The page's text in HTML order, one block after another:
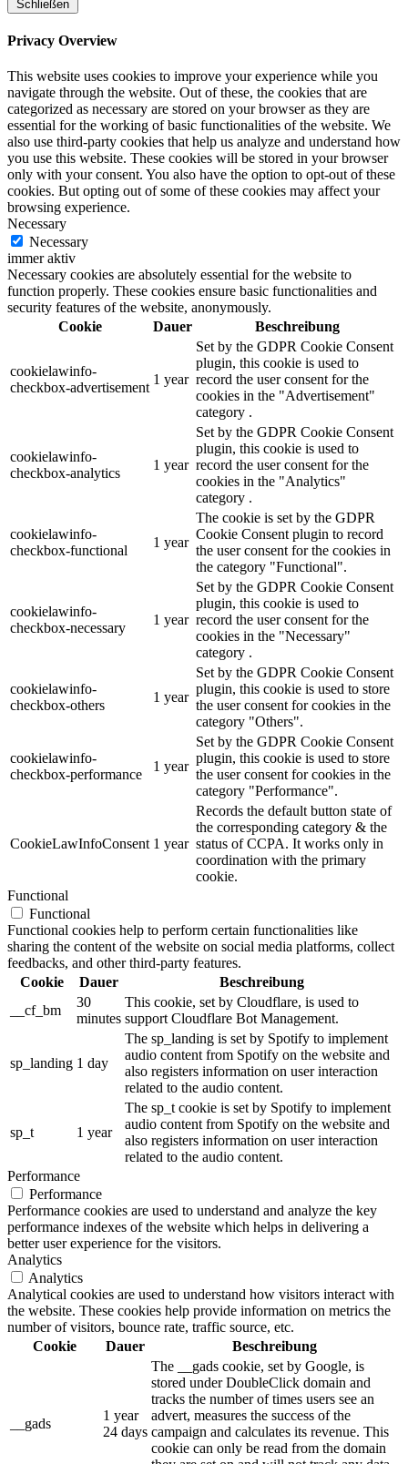
Schließen
Privacy Overview
This website uses cookies to improve your experience while you
navigate through the website. Out of these, the cookies that are
categorized as necessary are stored on your browser as they are
essential for the working of basic functionalities of the website. We
also use third-party cookies that help us analyze and understand how
you use this website. These cookies will be stored in your browser
only with your consent. You also have the option to opt-out of these
cookies. But opting out of some of these cookies may affect your
browsing experience.
Necessary
Necessary
immer aktiv
Necessary cookies are absolutely essential for the website to
function properly. These cookies ensure basic functionalities and
security features of the website, anonymously.
Cookie
Dauer Beschreibung
cookielawinfo-
checkbox-advertisement
1 year
Set by the GDPR Cookie Consent
plugin, this cookie is used to
record the user consent for the
cookies in the "Advertisement"
category .
cookielawinfo-
checkbox-analytics
1 year
Set by the GDPR Cookie Consent
plugin, this cookie is used to
record the user consent for the
cookies in the "Analytics"
category .
cookielawinfo-
checkbox-functional
1 year
The cookie is set by the GDPR
Cookie Consent plugin to record
the user consent for the cookies in
the category "Functional".
cookielawinfo-
checkbox-necessary
1 year
Set by the GDPR Cookie Consent
plugin, this cookie is used to
record the user consent for the
cookies in the "Necessary"
category .
cookielawinfo-
checkbox-others
1 year
Set by the GDPR Cookie Consent
plugin, this cookie is used to store
the user consent for cookies in the
category "Others".
cookielawinfo-
checkbox-performance
1 year
Set by the GDPR Cookie Consent
plugin, this cookie is used to store
the user consent for cookies in the
category "Performance".
CookieLawInfoConsent 1 year
Records the default button state of
the corresponding category & the
status of CCPA. It works only in
coordination with the primary
cookie.
Functional
Functional
Functional cookies help to perform certain functionalities like
sharing the content of the website on social media platforms, collect
feedbacks, and other third-party features.
Cookie
Dauer
Beschreibung
__cf_bm
30
minutes
This cookie, set by Cloudflare, is used to
support Cloudflare Bot Management.
sp_landing 1 day
The sp_landing is set by Spotify to implement
audio content from Spotify on the website and
also registers information on user interaction
related to the audio content.
sp_t 1 year
The sp_t cookie is set by Spotify to implement
audio content from Spotify on the website and
also registers information on user interaction
related to the audio content.
Performance
Performance
Performance cookies are used to understand and analyze the key
performance indexes of the website which helps in delivering a
better user experience for the visitors.
Analytics
Analytics
Analytical cookies are used to understand how visitors interact with
the website. These cookies help provide information on metrics the
number of visitors, bounce rate, traffic source, etc.
Cookie
Dauer Beschreibung
__gads
1 year
24 days
The __gads cookie, set by Google, is
stored under DoubleClick domain and
tracks the number of times users see an
advert, measures the success of the
campaign and calculates its revenue. This
cookie can only be read from the domain